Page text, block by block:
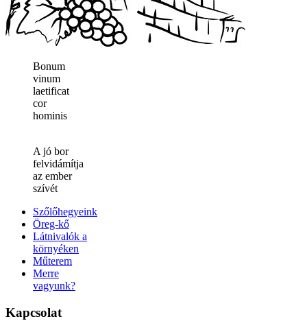
Bonum
vinum
laetificat
cor
hominis
A jó bor
felvidámítja
az ember
szívét
Szőlőhegyeink
Öreg-kő
Látnivalók a
környéken
Műterem
Merre
vagyunk?
Kapcsolat